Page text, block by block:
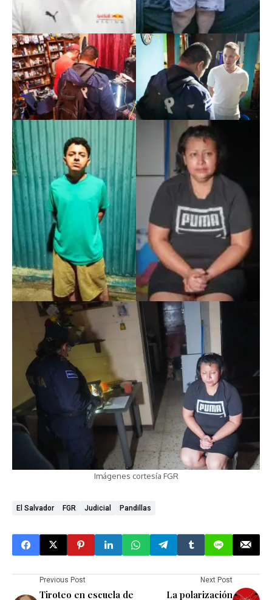
Imágenes cortesía FGR
El Salvador FGR Judicial Pandillas
Previous Post
Tiroteo en escuela de
Next Post
La polarización